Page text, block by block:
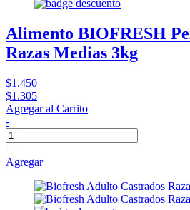
Alimento BIOFRESH
Razas Medias 3kg
$1.450
$1.305
Agregar al Carrito
-
+
Agregar